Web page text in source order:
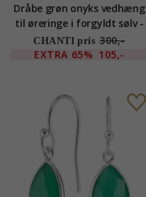
Dråbe grøn onyks vedhæng
til øreringe i forgyldt sølv -
Mix & Match
CHANTI pris 300,-
EXTRA 65% 105,-